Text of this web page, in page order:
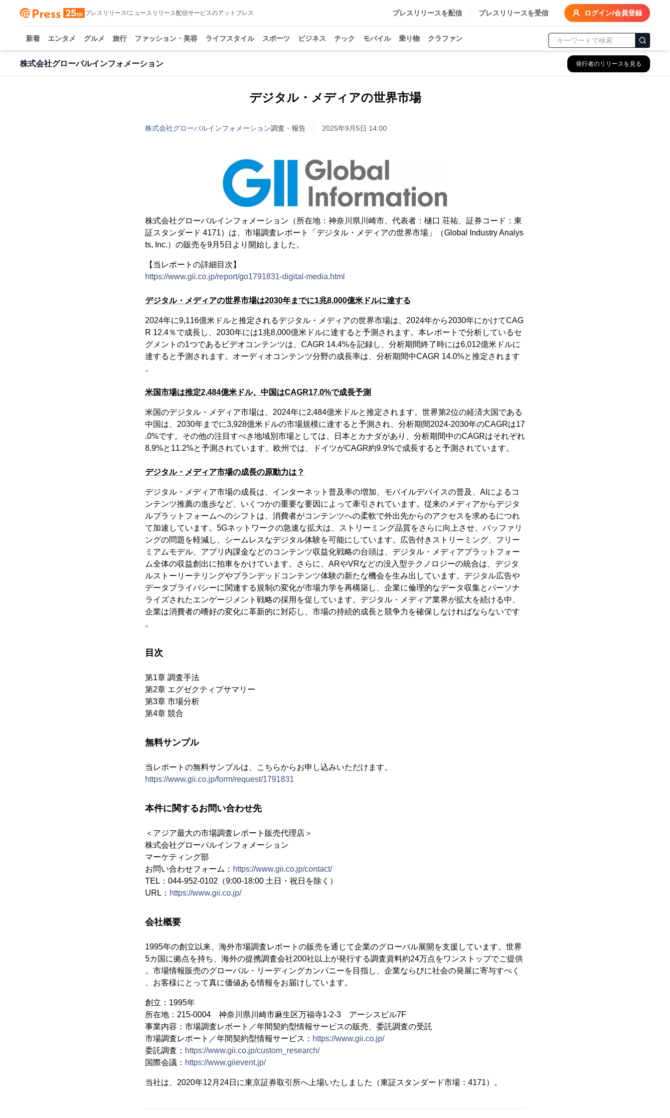
プレスリリース/ニュースリリース配信サービスのアットプレス プレスリリースを配信 プレスリリースを受信 ログイン/会員登録
新着 エンタメ グルメ 旅行 ファッション・美容 ライフスタイル スポーツ ビジネス テック モバイル 乗り物 クラファン
株式会社グローバルインフォメーション 発行者のリリースを見る
デジタル・メディアの世界市場
株式会社グローバルインフォメーション調査・報告 2025年9月5日 14:00
株式会社グローバルインフォメーション（所在地：神奈川県川崎市、代表者：樋口 荘祐、証券コード：東
証スタンダード 4171）は、市場調査レポート「デジタル・メディアの世界市場」（Global Industry Analys
ts, Inc.）の販売を9月5日より開始しました。
【当レポートの詳細目次】
https://www.gii.co.jp/report/go1791831-digital-media.html
デジタル・メディアの世界市場は2030年までに1兆8,000億米ドルに達する
2024年に9,116億米ドルと推定されるデジタル・メディアの世界市場は、2024年から2030年にかけてCAG
R 12.4％で成長し、2030年には1兆8,000億米ドルに達すると予測されます。本レポートで分析しているセ
グメントの1つであるビデオコンテンツは、CAGR 14.4%を記録し、分析期間終了時には6,012億米ドルに
達すると予測されます。オーディオコンテンツ分野の成長率は、分析期間中CAGR 14.0%と推定されます
。
米国市場は推定2,484億米ドル、中国はCAGR17.0%で成長予測
米国のデジタル・メディア市場は、2024年に2,484億米ドルと推定されます。世界第2位の経済大国である
中国は、2030年までに3,928億米ドルの市場規模に達すると予測され、分析期間2024-2030年のCAGRは17
.0%です。その他の注目すべき地域別市場としては、日本とカナダがあり、分析期間中のCAGRはそれぞれ
8.9%と11.2%と予測されています。欧州では、ドイツがCAGR約9.9%で成長すると予測されています。
デジタル・メディア市場の成長の原動力は？
デジタル・メディア市場の成長は、インターネット普及率の増加、モバイルデバイスの普及、AIによるコ
ンテンツ推薦の進歩など、いくつかの重要な要因によって牽引されています。従来のメディアからデジタ
ルプラットフォームへのシフトは、消費者がコンテンツへの柔軟で外出先からのアクセスを求めるにつれ
て加速しています。5Gネットワークの急速な拡大は、ストリーミング品質をさらに向上させ、バッファリ
ングの問題を軽減し、シームレスなデジタル体験を可能にしています。広告付きストリーミング、フリー
ミアムモデル、アプリ内課金などのコンテンツ収益化戦略の台頭は、デジタル・メディアプラットフォー
ム全体の収益創出に拍車をかけています。さらに、ARやVRなどの没入型テクノロジーの統合は、デジタ
ルストーリーテリングやブランデッドコンテンツ体験の新たな機会を生み出しています。デジタル広告や
データプライバシーに関連する規制の変化が市場力学を再構築し、企業に倫理的なデータ収集とパーソナ
ライズされたエンゲージメント戦略の採用を促しています。デジタル・メディア業界が拡大を続ける中、
企業は消費者の嗜好の変化に革新的に対応し、市場の持続的成長と競争力を確保しなければならないです
。
目次
第1章 調査手法
第2章 エグゼクティブサマリー
第3章 市場分析
第4章 競合
無料サンプル
当レポートの無料サンプルは、こちらからお申し込みいただけます。
https://www.gii.co.jp/form/request/1791831
本件に関するお問い合わせ先
＜アジア最大の市場調査レポート販売代理店＞
株式会社グローバルインフォメーション
マーケティング部
お問い合わせフォーム： https://www.gii.co.jp/contact/
TEL：044-952-0102（9:00-18:00 土日・祝日を除く）
URL： https://www.gii.co.jp/
会社概要
1995年の創立以来、海外市場調査レポートの販売を通じて企業のグローバル展開を支援しています。世界
5カ国に拠点を持ち、海外の提携調査会社200社以上が発行する調査資料約24万点をワンストップでご提供
。市場情報販売のグローバル・リーディングカンパニーを目指し、企業ならびに社会の発展に寄与すべく
、お客様にとって真に価値ある情報をお届けしています。
創立：1995年
所在地：215-0004 神奈川県川崎市麻生区万福寺1-2-3 アーシスビル7F
事業内容：市場調査レポート／年間契約型情報サービスの販売、委託調査の受託
市場調査レポート／年間契約型情報サービス： https://www.gii.co.jp/
委託調査： https://www.gii.co.jp/custom_research/
国際会議： https://www.giievent.jp/
当社は、2020年12月24日に東京証券取引所へ上場いたしました（東証スタンダード市場：4171）。